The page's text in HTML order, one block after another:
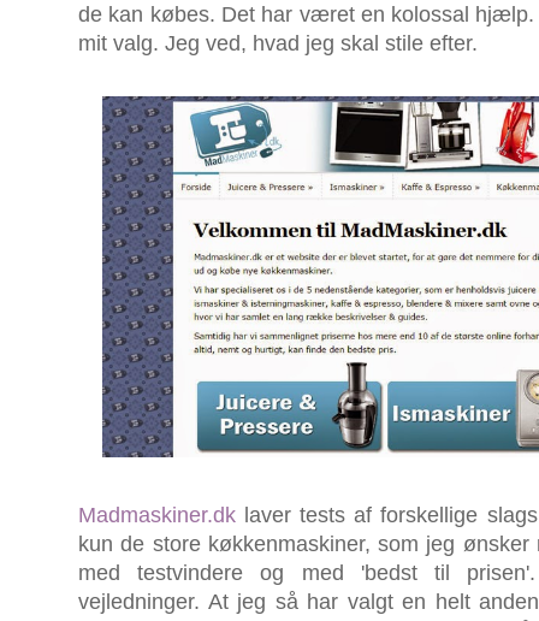
de kan købes. Det har været en kolossal
mit valg. Jeg ved, hvad jeg skal stile efter.
Madmaskiner.dk laver tests af forskellige
kun de store køkkenmaskiner, som jeg
med testvindere og med 'bedst til
vejledninger. At jeg så har valgt en helt